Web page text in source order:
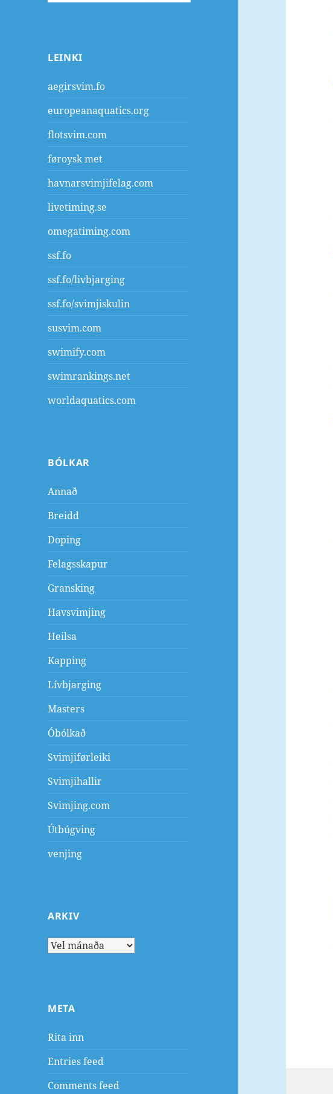
LEINKI
aegirsvim.fo
europeanaquatics.org
flotsvim.com
føroysk met
havnarsvimjifelag.com
livetiming.se
omegatiming.com
ssf.fo
ssf.fo/livbjarging
ssf.fo/svimjiskulin
susvim.com
swimify.com
swimrankings.net
worldaquatics.com
BÓLKAR
Annað
Breidd
Doping
Felagsskapur
Gransking
Havsvimjing
Heilsa
Kapping
Lívbjarging
Masters
Óbólkað
Svimjiførleiki
Svimjihallir
Svimjing.com
Útbúgving
venjing
ARKIV
Arkiv
META
Rita inn
Entries feed
Comments feed